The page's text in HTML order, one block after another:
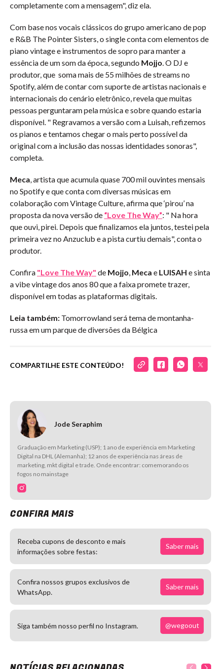
completamente com a mensagem", diz ela.
Com base nos vocais clássicos do grupo americano de pop
e R&B The Pointer Sisters, o single conta com elementos de
piano vintage e instrumentos de sopro para manter a
essência de um som da época, segundo Mojjo. O DJ e
produtor, que soma mais de 55 milhões de streams no
Spotify, além de contar com suporte de artistas nacionais e
internacionais do cenário eletrônico, revela que muitas
pessoas perguntaram pela música e sobre quando estaria
disponível. " Regravamos a versão com a Luisah, refizemos
os pianos e tentamos chegar o mais perto possível da
original com a inclusão das nossas identidades sonoras",
completa.
Meca, artista que acumula quase 700 mil ouvintes mensais
no Spotify e que conta com diversas músicas em
colaboração com Vintage Culture, afirma que ‘pirou’ na
proposta da nova versão de “Love The Way”: " Na hora
que ouvi, pirei. Depois que finalizamos ela juntos, testei pela
primeira vez no Anzuclub e a pista curtiu demais", conta o
produtor.
Confira "Love The Way" de Mojjo, Meca e LUISAH e sinta
a vibe vintage dos anos 80 que a faixa promete trazer,
disponível em todas as plataformas digitais.
Leia também: Tomorrowland será tema de montanha-
russa em um parque de diversões da Bélgica
COMPARTILHE ESTE CONTEÚDO!
Jode Seraphim
Graduação em Marketing (USP); 1 ano de experiência em Marketing
Digital na DHL (Alemanha); 12 anos de experiência nas áreas de
marketing, mkt digital e trade. Onde encontrar: comemorando os
fogos no mainstage
CONFIRA MAIS
Receba cupons de desconto e mais
informações sobre festas:
Saber mais
Confira nossos grupos exclusivos de
WhatsApp.
Saber mais
Siga também nosso perfil no Instagram. @wegoout